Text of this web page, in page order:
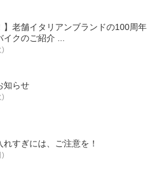
】老舗イタリアンブランドの100周年
クのご紹介 ...
)
知らせ
)
れすぎには、ご注意を！
)